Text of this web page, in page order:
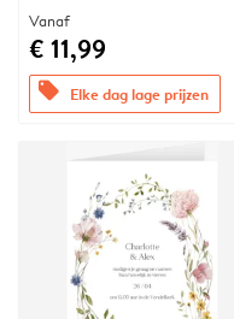
Vanaf
€ 11,99
offers Elke dag lage prijzen